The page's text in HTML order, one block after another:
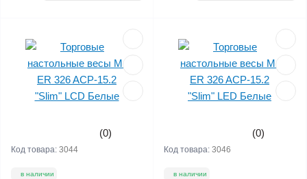
(0)
Код товара: 3044
в наличии
(0)
Код товара: 3046
в наличии